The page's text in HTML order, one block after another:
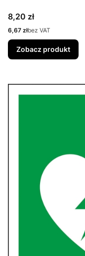
Cena
8,20 zł
Cena
6,67 złbez VAT
Zobacz produkt